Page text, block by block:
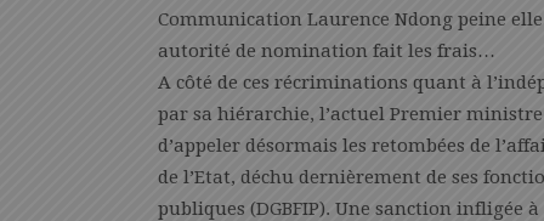
Communication Laurence Ndong peine
autorité de nomination fait les frais…
A côté de ces récriminations quant à
par sa hiérarchie, l’actuel Premier
d’appeler désormais les retombées de
de l’Etat, déchu dernièrement de ses
publiques (DGBFIP). Une sanction infligée